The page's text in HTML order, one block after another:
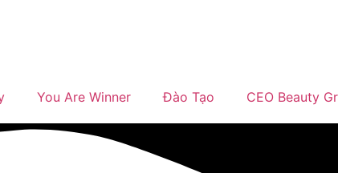
You Are Winner Đào Tạo CEO Beauty